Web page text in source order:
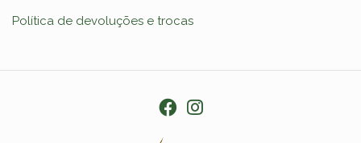
Política de devoluções e trocas